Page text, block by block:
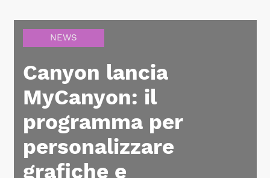
NEWS
Canyon lancia
MyCanyon: il
programma per
personalizzare
grafiche e